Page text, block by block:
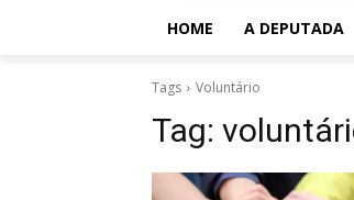
HOME A DEPUTADA
Tags Voluntário
Tag: